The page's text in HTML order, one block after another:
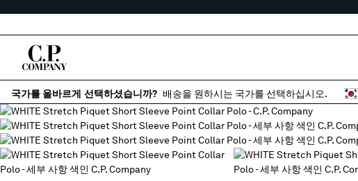
국가를 올바르게 선택하셨습니까? 배송을 원하시는 국가를 선택하십시오.